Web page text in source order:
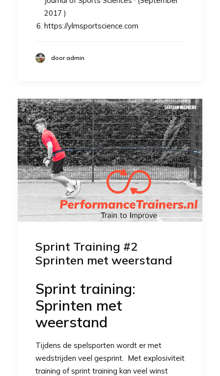
2017 )
https://ylmsportscience.com
door admin
Sprint Training #2
Sprinten met weerstand
Sprint training:
Sprinten met
weerstand
Tijdens de spelsporten wordt er met
wedstrijden veel gesprint. Met explosiviteit
training of sprint training kan veel winst